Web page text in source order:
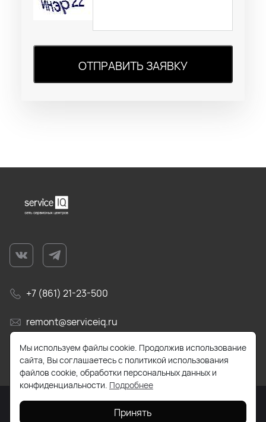
ОТПРАВИТЬ ЗАЯВКУ
+7 (861) 21-23-500
remont@serviceiq.ru
г. Краснодар, ул. Бабушкина, д. 309
Мы используем файлы cookie. Продолжив использование
сайта, Вы соглашаетесь с политикой использования
файлов cookie, обработки персональных данных и
конфиденциальности. Подробнее
Принять